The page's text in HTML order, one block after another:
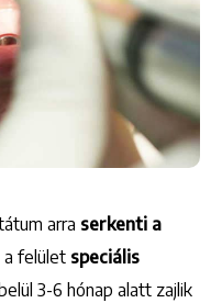
arra serkenti a
a felület speciális
3-6 hónap alatt zajlik